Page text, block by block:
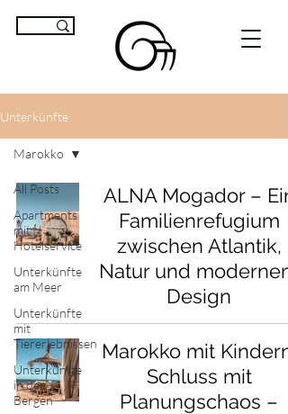
Unterkünfte
All Posts
Apartments
mit
Hotelservice
Unterkünfte
am Meer
Unterkünfte
mit
Tiererlebnissen
Unterkünfte
in den
Bergen
Marokko
ALNA Mogador – Ein
Familienrefugium
zwischen Atlantik,
Natur und modernem
Design
Marokko mit Kindern:
Schluss mit
Planungschaos –